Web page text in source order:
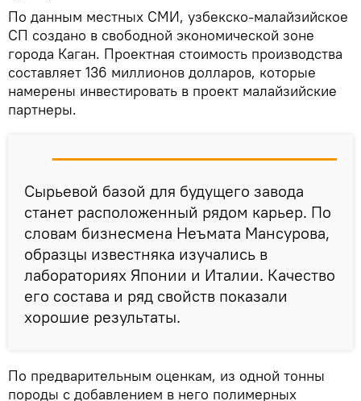
По данным местных СМИ, узбекско-малайзийское
СП создано в свободной экономической зоне
города Каган. Проектная стоимость производства
составляет 136 миллионов долларов, которые
намерены инвестировать в проект малайзийские
партнеры.
Сырьевой базой для будущего завода
станет расположенный рядом карьер. По
словам бизнесмена Неъмата Мансурова,
образцы известняка изучались в
лабораториях Японии и Италии. Качество
его состава и ряд свойств показали
хорошие результаты.
По предварительным оценкам, из одной тонны
породы с добавлением в него полимерных